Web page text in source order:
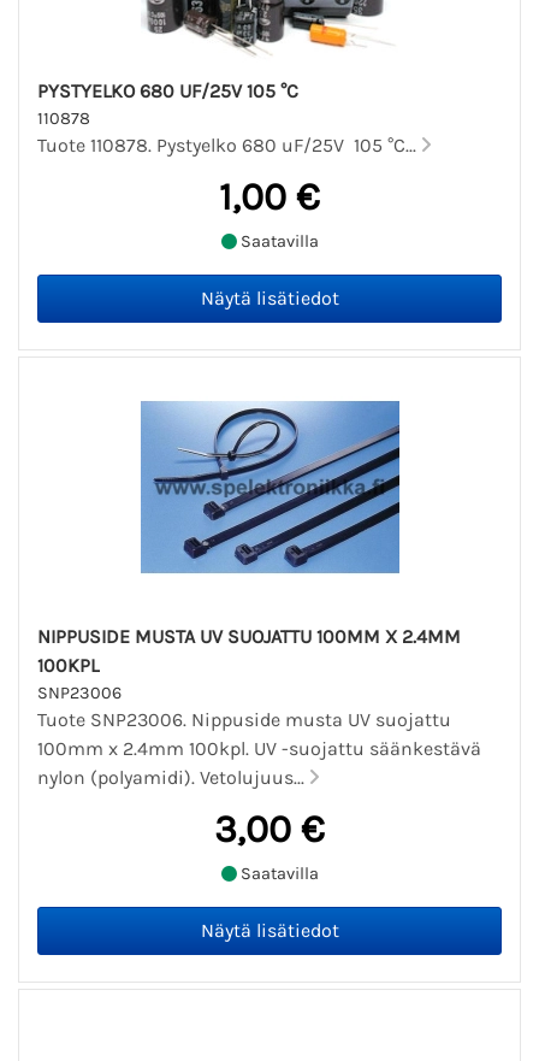
PYSTYELKO 680 UF/25V 105 °C
110878
Tuote 110878. Pystyelko 680 uF/25V 105 °C...
1,00 €
Saatavilla
NIPPUSIDE MUSTA UV SUOJATTU 100MM X 2.4MM
100KPL
SNP23006
Tuote SNP23006. Nippuside musta UV suojattu
100mm x 2.4mm 100kpl. UV -suojattu säänkestävä
nylon (polyamidi). Vetolujuus...
3,00 €
Saatavilla